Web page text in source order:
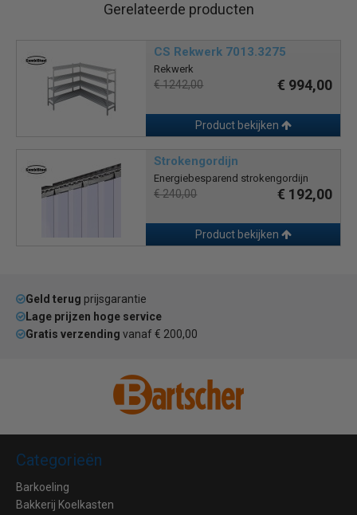
Gerelateerde producten
CS Rekwerk 7013.3275
Rekwerk
€ 1242,00 € 994,00
Product bekijken
Strokengordijn
Energiebesparend strokengordijn
€ 240,00 € 192,00
Product bekijken
Geld terug prijsgarantie
Lage prijzen hoge service
Gratis verzending vanaf € 200,00
Categorieën
Barkoeling
Bakkerij Koelkasten